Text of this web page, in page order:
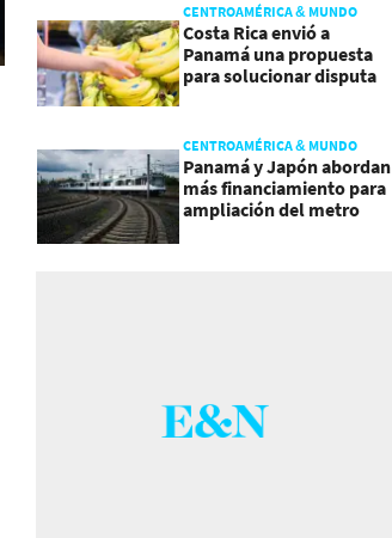
CENTROAMÉRICA & MUNDO
Costa Rica envió a
Panamá una propuesta
para solucionar disputa
CENTROAMÉRICA & MUNDO
Panamá y Japón abordan
más financiamiento para
ampliación del metro